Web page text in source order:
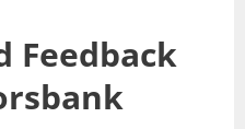
Feedback